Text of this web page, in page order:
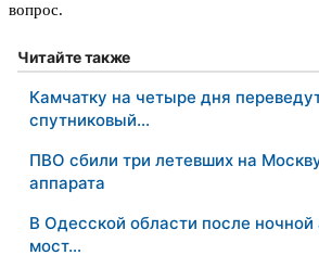
вопрос.
Читайте также
Камчатку на четыре дня
спутниковый…
ПВО сбили три летевших на
аппарата
В Одесской области после ночной
мост…